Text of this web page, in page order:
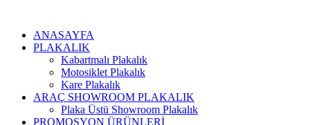
ANASAYFA
PLAKALIK
Kabartmalı Plakalık
Motosiklet Plakalık
Kare Plakalık
ARAÇ SHOWROOM PLAKALIK
Plaka Üstü Showroom Plakalık
PROMOSYON ÜRÜNLERİ